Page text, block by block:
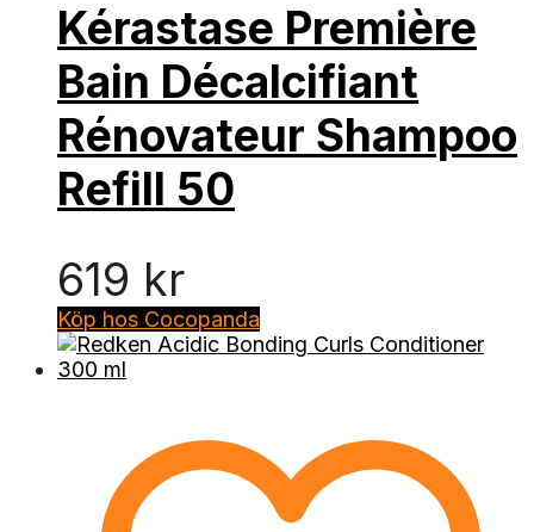
Kérastase Première
Bain Décalcifiant
Rénovateur Shampoo
Refill 50
619 kr
Köp hos Cocopanda